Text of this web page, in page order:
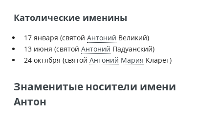
Католические именины
17 января (святой Антоний Великий)
13 июня (святой Антоний Падуанский)
24 октября (святой Антоний Мария Кларет)
Знаменитые носители имени
Антон